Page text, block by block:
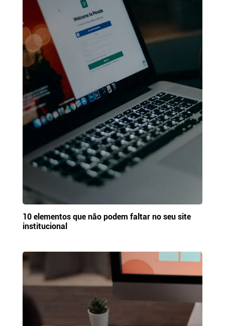
10 elementos que não podem faltar no seu site
institucional